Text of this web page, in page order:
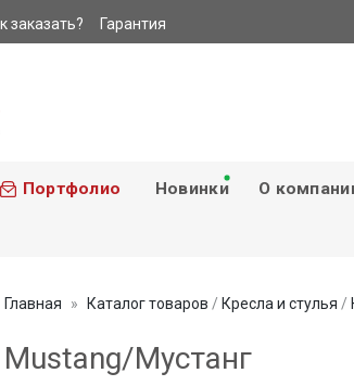
заказать? Гарантия
Портфолио Новинки О
Главная Каталог товаров / Кресла и стулья /
Mustang/Мустанг